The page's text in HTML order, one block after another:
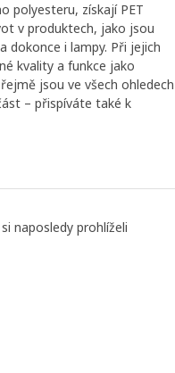
polyesteru, získají PET
v produktech, jako jsou
dokonce i lampy. Při jejich
kvality a funkce jako
jsou ve všech ohledech
– přispíváte také k
naposledy prohlíželi